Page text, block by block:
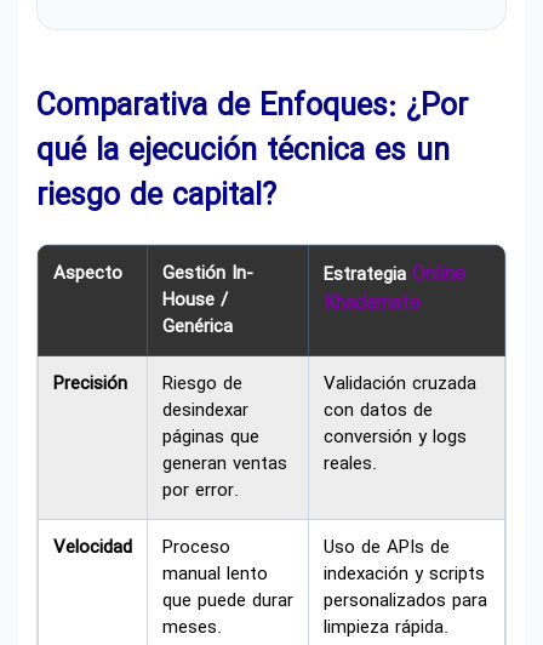
Comparativa de Enfoques: ¿Por
qué la ejecución técnica es un
riesgo de capital?
Aspecto
Gestión In-
House /
Genérica
Estrategia Online
Khadamate
Precisión
Riesgo de
desindexar
páginas que
generan ventas
por error.
Validación cruzada
con datos de
conversión y logs
reales.
Velocidad
Proceso
manual lento
que puede durar
meses.
Uso de APIs de
indexación y scripts
personalizados para
limpieza rápida.